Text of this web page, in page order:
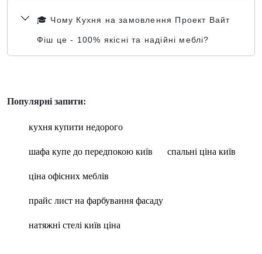
🎓 Чому Кухня на замовлення Проект Вайт
Фіш це - 100% якісні та надійні меблі?
Популярні запити:
кухня купити недорого
шафа купе до передпокою київ
спальні ціна київ
ціна офісних меблів
прайс лист на фарбування фасаду
натяжні стелі київ ціна